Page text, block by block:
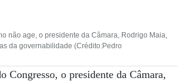
não age, o presidente da Câmara, Rodrigo Maia,
da governabilidade (Crédito:Pedro
Congresso, o presidente da Câmara,